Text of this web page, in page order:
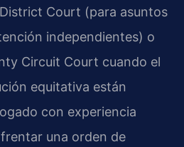
Court (para asuntos
independientes) o
Circuit Court cuando el
equitativa están
con experiencia
una orden de